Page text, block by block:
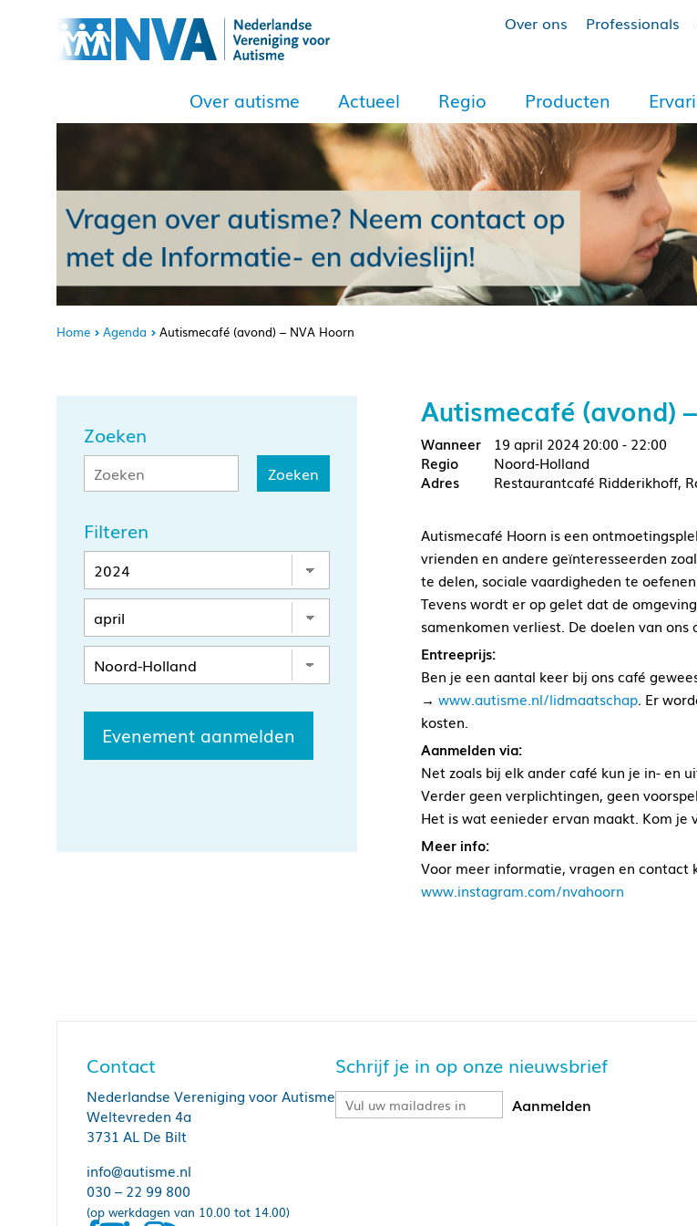
Over ons Professionals
Over autisme Actueel Regio Producten
Home Agenda Autismecafé (avond) – NVA Hoorn
Zoeken
Filteren
Evenement aanmelden
Autismecafé (avond)
19 april 202420:00 - 22:00
Noord-Holland
Restaurantcafé Ridderikhoff,
Autismecafé Hoorn is een
vrienden en andere geïnteresseerden
te delen, sociale vaardigheden te
Tevens wordt er op gelet dat de
samenkomen verliest. De doelen van
Entreeprijs:
Ben je een aantal keer bij ons café
→ www.autisme.nl/lidmaatschap. Er
kosten.
Aanmelden via:
Net zoals bij elk ander café kun je in- en
Verder geen verplichtingen, geen
Het is wat eenieder ervan maakt. Kom je
Meer info:
Voor meer informatie, vragen en contact
www.instagram.com/nvahoorn
Contact
Nederlandse Vereniging voor Autisme
Weltevreden 4a
3731 AL De Bilt
info@autisme.nl
030 – 22 99 800
(op werkdagen van 10.00 tot 14.00)
Schrijf je in op onze nieuwsbrief